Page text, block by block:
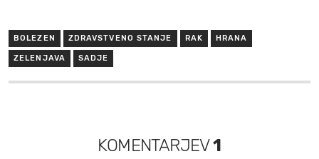
BOLEZEN ZDRAVSTVENO STANJE RAK HRANA
ZELENJAVA SADJE
KOMENTARJEV1